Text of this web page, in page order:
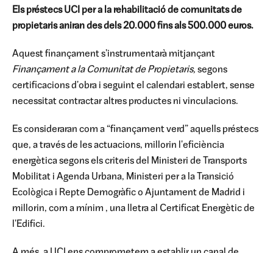
Els préstecs UCI per a la rehabilitació de comunitats de
propietaris aniran des dels 20.000 fins als 500.000 euros.
Aquest finançament s'instrumentarà mitjançant
Finançament a la Comunitat de Propietaris, segons
certificacions d'obra i seguint el calendari establert, sense
necessitat contractar altres productes ni vinculacions.
Es consideraran com a “finançament verd” aquells préstecs
que, a través de les actuacions, millorin l'eficiència
energètica segons els criteris del Ministeri de Transports
Mobilitat i Agenda Urbana, Ministeri per a la Transició
Ecològica i Repte Demogràfic o Ajuntament de Madrid i
millorin, com a mínim , una lletra al Certificat Energètic de
l'Edifici.